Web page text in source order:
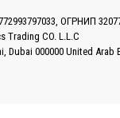
ОГРНИП
Trading CO. L.L.C
Dubai 000000 United Arab